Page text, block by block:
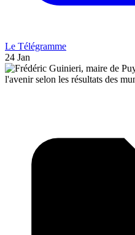
Le Télégramme
24 Jan